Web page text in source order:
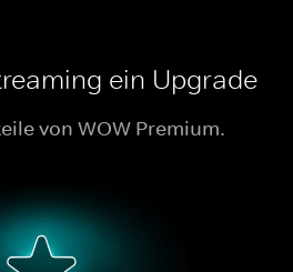
ein Upgrade
von WOW Premium.